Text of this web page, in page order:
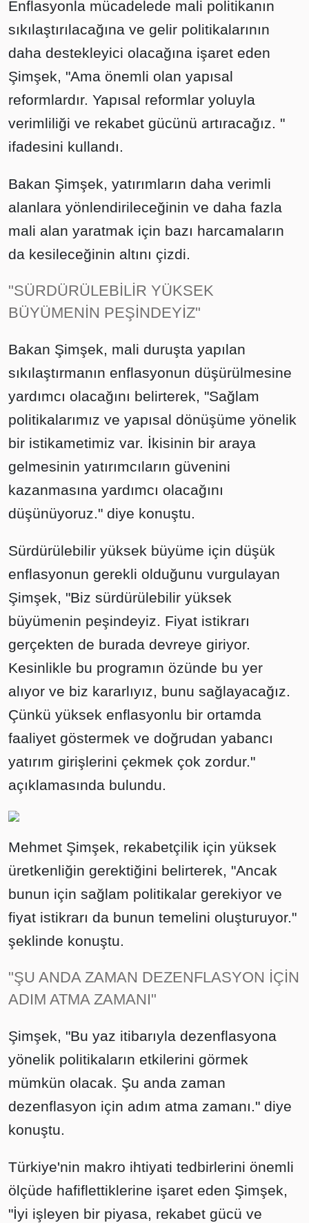
Enflasyonla mücadelede mali politikanın
sıkılaştırılacağına ve gelir politikalarının
daha destekleyici olacağına işaret eden
Şimşek, "Ama önemli olan yapısal
reformlardır. Yapısal reformlar yoluyla
verimliliği ve rekabet gücünü artıracağız. "
ifadesini kullandı.
Bakan Şimşek, yatırımların daha verimli
alanlara yönlendirileceğinin ve daha fazla
mali alan yaratmak için bazı harcamaların
da kesileceğinin altını çizdi.
"SÜRDÜRÜLEBİLİR YÜKSEK
BÜYÜMENİN PEŞİNDEYİZ"
Bakan Şimşek, mali duruşta yapılan
sıkılaştırmanın enflasyonun düşürülmesine
yardımcı olacağını belirterek, "Sağlam
politikalarımız ve yapısal dönüşüme yönelik
bir istikametimiz var. İkisinin bir araya
gelmesinin yatırımcıların güvenini
kazanmasına yardımcı olacağını
düşünüyoruz." diye konuştu.
Sürdürülebilir yüksek büyüme için düşük
enflasyonun gerekli olduğunu vurgulayan
Şimşek, "Biz sürdürülebilir yüksek
büyümenin peşindeyiz. Fiyat istikrarı
gerçekten de burada devreye giriyor.
Kesinlikle bu programın özünde bu yer
alıyor ve biz kararlıyız, bunu sağlayacağız.
Çünkü yüksek enflasyonlu bir ortamda
faaliyet göstermek ve doğrudan yabancı
yatırım girişlerini çekmek çok zordur."
açıklamasında bulundu.
Mehmet Şimşek, rekabetçilik için yüksek
üretkenliğin gerektiğini belirterek, "Ancak
bunun için sağlam politikalar gerekiyor ve
fiyat istikrarı da bunun temelini oluşturuyor."
şeklinde konuştu.
"ŞU ANDA ZAMAN DEZENFLASYON İÇİN
ADIM ATMA ZAMANI"
Şimşek, "Bu yaz itibarıyla dezenflasyona
yönelik politikaların etkilerini görmek
mümkün olacak. Şu anda zaman
dezenflasyon için adım atma zamanı." diye
konuştu.
Türkiye'nin makro ihtiyati tedbirlerini önemli
ölçüde hafiflettiklerine işaret eden Şimşek,
"İyi işleyen bir piyasa, rekabet gücü ve